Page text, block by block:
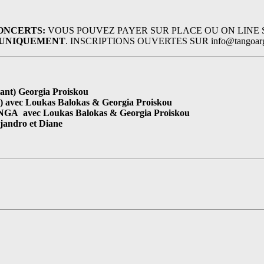
VOUS POUVEZ PAYER SUR PLACE OU ON LINE
. INSCRIPTIONS OUVERTES SUR
Georgia Proiskou
Loukas Balokas & Georgia Proiskou
avec Loukas Balokas & Georgia Proiskou
et Diane